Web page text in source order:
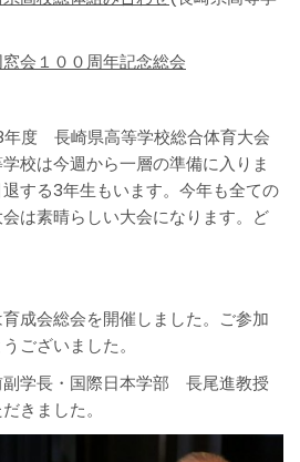
会１００周年記念総会
度 長崎県高等学校総合体育大会
校は今週から一層の準備に入りま
する3年生もいます。今年も全ての
は素晴らしい大会になります。ど
成会総会を開催しました。ご参加
ございました。
学長・国際日本学部 長尾進教授
きました。